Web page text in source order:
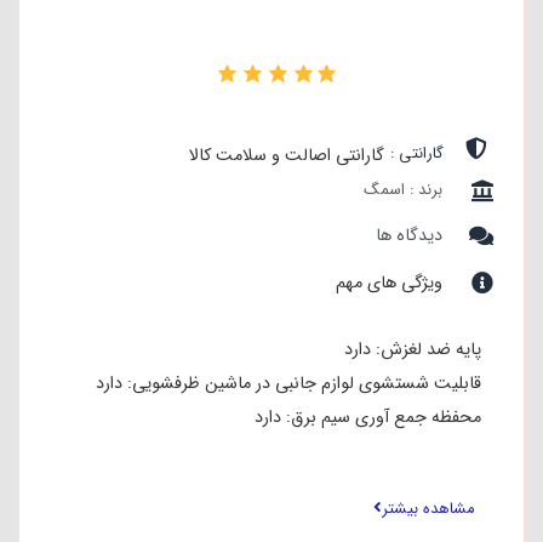
گارانتی : گارانتی اصالت و سلامت کالا
برند : اسمگ
دیدگاه ها
ویژگی های مهم
پایه ضد لغزش: دارد
قابلیت شستشوی لوازم جانبی در ماشین ظرفشویی: دارد
محفظه جمع آوری سیم برق: دارد
مشاهده بیشتر